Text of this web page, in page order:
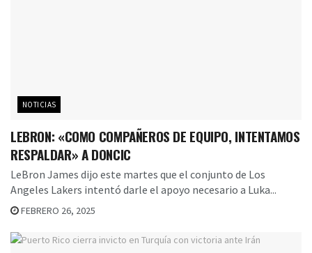
NOTICIAS
LEBRON: «COMO COMPAÑEROS DE EQUIPO, INTENTAMOS
RESPALDAR» A DONCIC
LeBron James dijo este martes que el conjunto de Los
Angeles Lakers intentó darle el apoyo necesario a Luka...
FEBRERO 26, 2025